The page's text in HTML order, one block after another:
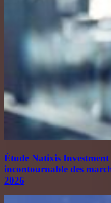
Étude Natixis
incontournable des
2026